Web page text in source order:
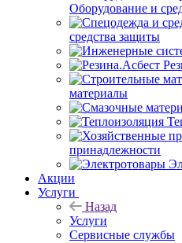
Оборудование и
средства защиты
материалы
принадлежности
Акции
Услуги
Назад
Услуги
Сервисные службы